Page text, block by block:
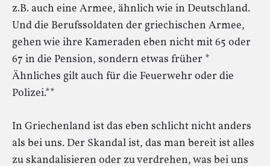
z.B. auch eine Armee, ähnlich wie in Deutschland.
Und die Berufssoldaten der griechischen Armee,
gehen wie ihre Kameraden eben nicht mit 65 oder
67 in die Pension, sondern etwas früher *
Ähnliches gilt auch für die Feuerwehr oder die
Polizei.**
In Griechenland ist das eben schlicht nicht anders
als bei uns. Der Skandal ist, das man bereit ist alles
zu skandalisieren oder zu verdrehen, was bei uns